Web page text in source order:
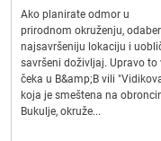
Ako planirate odmor u
prirodnom okruženju,
najsavršeniju lokaciju i
savršeni doživljaj. Upravo to
čeka u B&amp;B vili
koja je smeštena na
Bukulje, okruže...